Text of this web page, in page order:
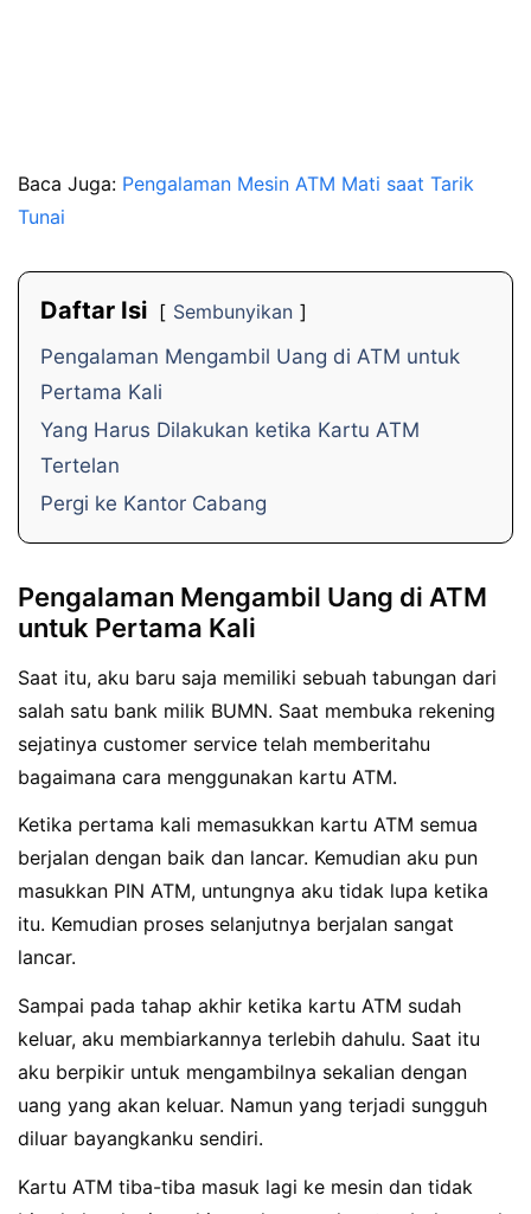
Baca Juga: Pengalaman Mesin ATM Mati saat Tarik
Tunai
Daftar Isi
Sembunyikan
Pengalaman Mengambil Uang di ATM untuk
Pertama Kali
Yang Harus Dilakukan ketika Kartu ATM
Tertelan
Pergi ke Kantor Cabang
Pengalaman Mengambil Uang di ATM
untuk Pertama Kali
Saat itu, aku baru saja memiliki sebuah tabungan dari
salah satu bank milik BUMN. Saat membuka rekening
sejatinya customer service telah memberitahu
bagaimana cara menggunakan kartu ATM.
Ketika pertama kali memasukkan kartu ATM semua
berjalan dengan baik dan lancar. Kemudian aku pun
masukkan PIN ATM, untungnya aku tidak lupa ketika
itu. Kemudian proses selanjutnya berjalan sangat
lancar.
Sampai pada tahap akhir ketika kartu ATM sudah
keluar, aku membiarkannya terlebih dahulu. Saat itu
aku berpikir untuk mengambilnya sekalian dengan
uang yang akan keluar. Namun yang terjadi sungguh
diluar bayangkanku sendiri.
Kartu ATM tiba-tiba masuk lagi ke mesin dan tidak